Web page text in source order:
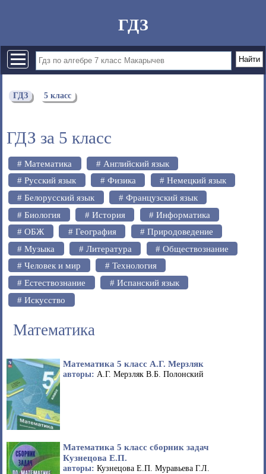
ГДЗ
ГДЗ 5 класс
ГДЗ за 5 класс
# Математика
# Английский язык
# Русский язык
# Физика
# Немецкий язык
# Белорусский язык
# Французский язык
# Биология
# История
# Информатика
# ОБЖ
# География
# Природоведение
# Музыка
# Литература
# Обществознание
# Человек и мир
# Технология
# Естествознание
# Испанский язык
# Искусство
Математика
Математика 5 класс А.Г. Мерзляк
авторы: А.Г. Мерзляк В.Б. Полонский
Математика 5 класс сборник задач
Кузнецова Е.П.
авторы: Кузнецова Е.П. Муравьева Г.Л.